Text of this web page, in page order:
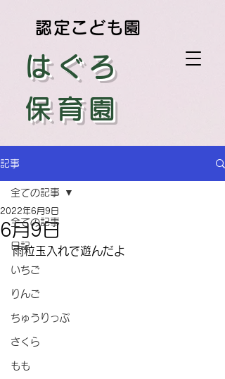
はぐろ
保育園
認定こども園
記事
全ての記事
日記
いちご
りんご
ちゅうりっぷ
さくら
もも
全ての記事
6月9日
2022年6月9日
雨粒玉入れで遊んだよ